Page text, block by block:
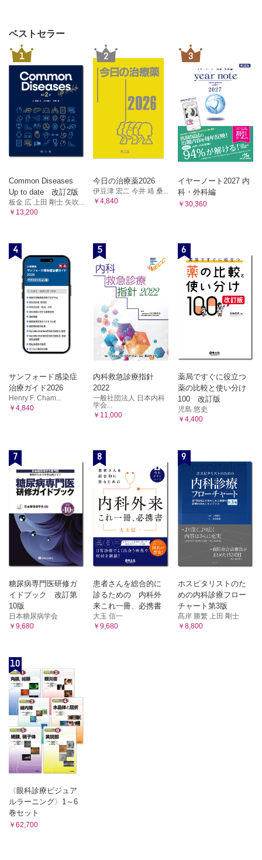
ベストセラー
1
Common Diseases
Up to date 改訂2版
板金 広 上田 剛士 矢吹...
￥13,200
2
今日の治療薬2026
伊豆津 宏二 今井 靖 桑...
￥4,840
3
イヤーノート2027 内
科・外科編
￥30,360
4
サンフォード感染症
治療ガイド2026
Henry F. Cham...
￥4,840
5
内科救急診療指針
2022
一般社団法人 日本内科
学会...
￥11,000
6
薬局ですぐに役立つ
薬の比較と使い分け
100 改訂版
児島 悠史
￥4,400
7
糖尿病専門医研修ガ
イドブック 改訂第
10版
日本糖尿病学会
￥9,680
8
患者さんを総合的に
診るための 内科外
来これ一冊、必携書
大玉 信一
￥9,680
9
ホスピタリストのた
めの内科診療フロー
チャート第3版
髙岸 勝繁 上田 剛士
￥8,800
10
〈眼科診療ビジュア
ルラーニング〉1～6
巻セット
￥62,700